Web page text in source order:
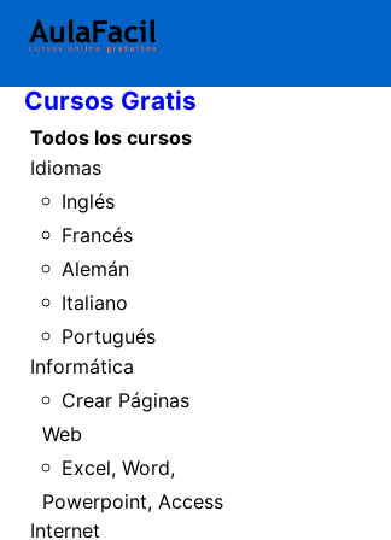
Inicio
Cursos Gratis
Todos los cursos
Idiomas
Inglés
Francés
Alemán
Italiano
Portugués
Informática
Crear Páginas
Web
Excel, Word,
Powerpoint, Access
Internet